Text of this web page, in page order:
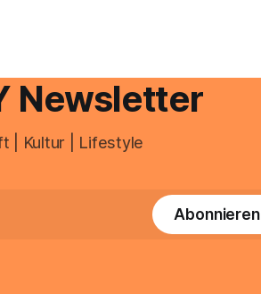
Unreinheiten. Professionelle
Newsletter
| Kultur | Lifestyle
Abonnieren